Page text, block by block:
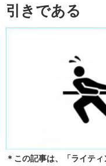
引きである
＊この記事は、「ライテ